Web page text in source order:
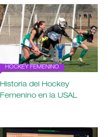
HOCKEY FEMENINO
Historia del Hockey
Femenino en la USAL